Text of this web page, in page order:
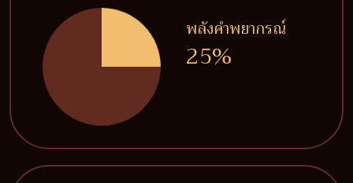
พลังคำพยากรณ์
25%